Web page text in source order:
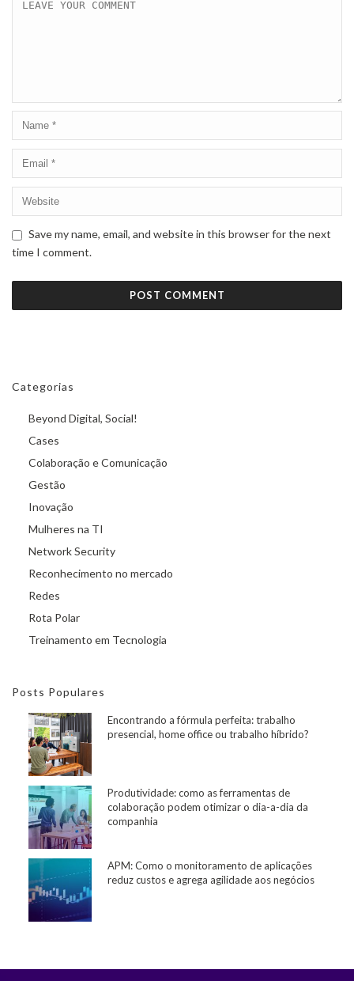
Save my name, email, and website in this browser for the next
time I comment.
Categorias
Beyond Digital, Social!
Cases
Colaboração e Comunicação
Gestão
Inovação
Mulheres na TI
Network Security
Reconhecimento no mercado
Redes
Rota Polar
Treinamento em Tecnologia
Posts Populares
Encontrando a fórmula perfeita: trabalho
presencial, home office ou trabalho híbrido?
Produtividade: como as ferramentas de
colaboração podem otimizar o dia-a-dia da
companhia
APM: Como o monitoramento de aplicações
reduz custos e agrega agilidade aos negócios